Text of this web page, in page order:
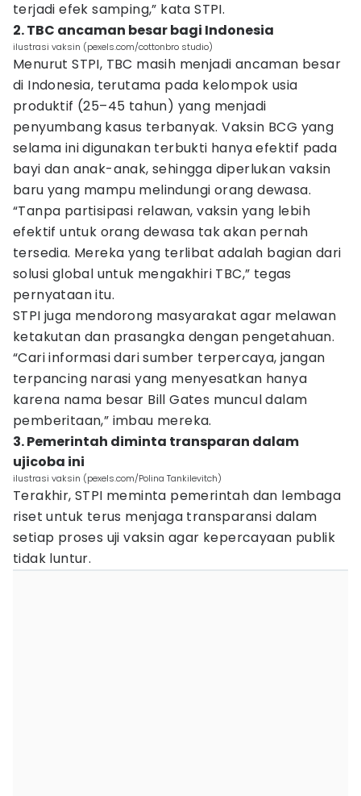
terjadi efek samping,” kata STPI.
2. TBC ancaman besar bagi Indonesia
ilustrasi vaksin (pexels.com/cottonbro studio)
Menurut STPI, TBC masih menjadi ancaman besar
di Indonesia, terutama pada kelompok usia
produktif (25–45 tahun) yang menjadi
penyumbang kasus terbanyak. Vaksin BCG yang
selama ini digunakan terbukti hanya efektif pada
bayi dan anak-anak, sehingga diperlukan vaksin
baru yang mampu melindungi orang dewasa.
“Tanpa partisipasi relawan, vaksin yang lebih
efektif untuk orang dewasa tak akan pernah
tersedia. Mereka yang terlibat adalah bagian dari
solusi global untuk mengakhiri TBC,” tegas
pernyataan itu.
STPI juga mendorong masyarakat agar melawan
ketakutan dan prasangka dengan pengetahuan.
“Cari informasi dari sumber terpercaya, jangan
terpancing narasi yang menyesatkan hanya
karena nama besar Bill Gates muncul dalam
pemberitaan,” imbau mereka.
3. Pemerintah diminta transparan dalam
ujicoba ini
ilustrasi vaksin (pexels.com/Polina Tankilevitch)
Terakhir, STPI meminta pemerintah dan lembaga
riset untuk terus menjaga transparansi dalam
setiap proses uji vaksin agar kepercayaan publik
tidak luntur.